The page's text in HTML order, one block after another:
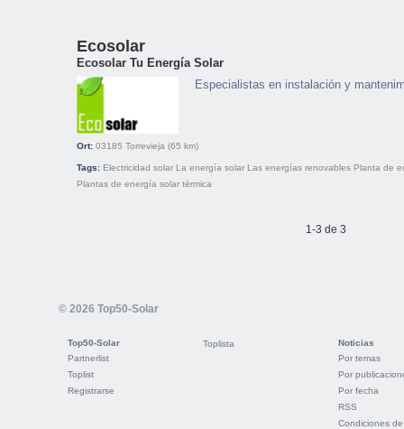
Ecosolar
Ecosolar Tu Energía Solar
Especialistas en instalación y
Ort: 03185 Torrevieja (65 km)
Tags: Electricidad solar La energía solar Las energías renovables Planta de
Plantas de energía solar térmica
1-3 de 3
© 2026 Top50-Solar
Top50-Solar
Partnerlist
Toplist
Registrarse
Toplista
Noticias
Por temas
Por
Por fecha
RSS
Condiciones